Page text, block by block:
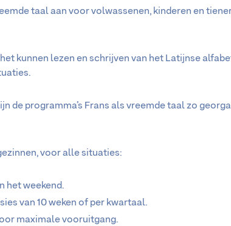
taal aan voor volwassenen, kinderen en
kunnen lezen en schrijven van het Latijnse
de programma’s Frans als vreemde taal zo
voor alle situaties:
het weekend.
van 10 weken of per kwartaal.
maximale vooruitgang.